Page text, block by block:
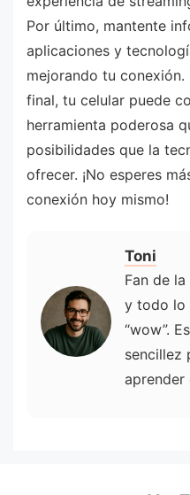
Por último, mantente
aplicaciones y
mejorando tu conexión.
final, tu celular puede
herramienta poderosa
posibilidades que la
ofrecer. ¡No esperes
conexión hoy mismo!
Toni
Fan de
y todo lo
“wow”.
sencillez
aprender